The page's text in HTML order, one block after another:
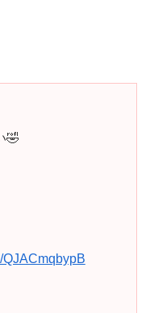
🤣
QJACmqbypB